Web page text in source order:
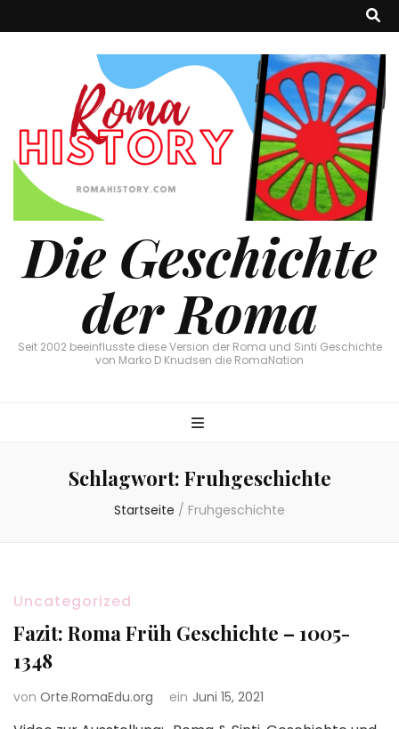
Die Geschichte
der Roma
Seit 2002 beeinflusste diese Version der Roma und Sinti Geschichte
von Marko D Knudsen die RomaNation
Schlagwort: Fruhgeschichte
Startseite / Fruhgeschichte
Uncategorized
Fazit: Roma Früh Geschichte – 1005-
1348
von Orte.RomaEdu.org ein Juni 15, 2021